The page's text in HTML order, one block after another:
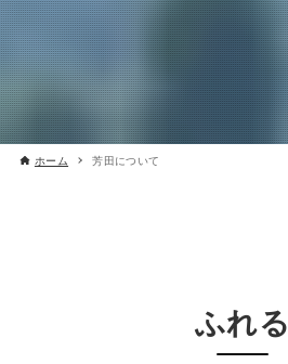
ホーム 芳田について
ふれる